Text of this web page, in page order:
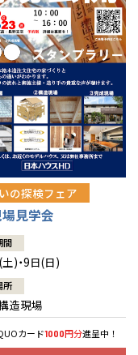
の探検フェア
見学会
間
)・9日(日)
所
造現場
カード1000円分進呈中！